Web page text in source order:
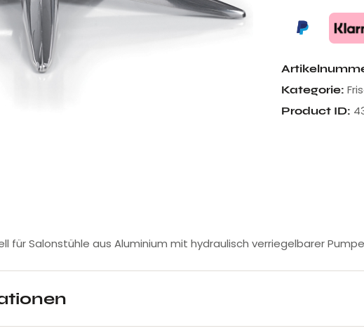
Kategorie:
Product ID:
für Salonstühle aus Aluminium mit hydraulisch verriegelbarer